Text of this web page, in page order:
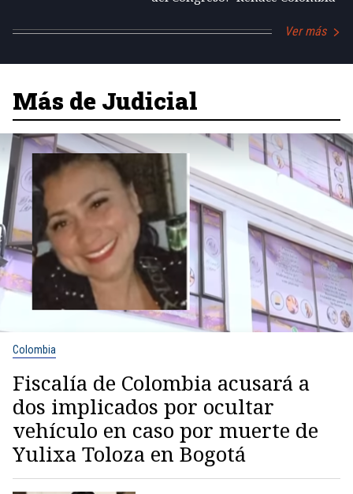
Ver más
Más de Judicial
Colombia
Fiscalía de Colombia acusará a
dos implicados por ocultar
vehículo en caso por muerte de
Yulixa Toloza en Bogotá